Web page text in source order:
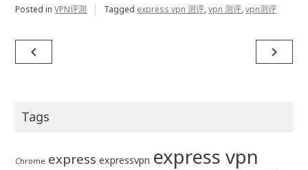
Posted inVPN评测 Tagged express vpn 测评,vpn 测评,vpn测评
Post
navigation
navigate_before navigate_next
Tags
Chrome express expressvpn express vpn